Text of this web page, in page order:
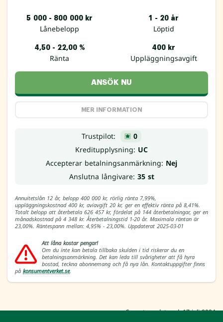
5 000 - 800 000 kr
Lånebelopp
1 - 20 år
Löptid
4,50 - 22,00 %
Ränta
400 kr
Uppläggningsavgift
ANSÖK NU
MER INFORMATION
Trustpilot:
0
Kreditupplysning: UC
Accepterar betalningsanmärkning: Nej
Anslutna långivare: 35 st
Annuitetslån 12 år, belopp 400 000 kr, rörlig ränta 7,99%,
uppläggningskostnad 400 kr, aviavgift 20 kr, ger en effektiv ränta på 8,41%.
Totalt belopp att återbetala 626 457 kr, fördelat på 144 återbetalningar, ger en
månadskostnad på 4 348 kr. Återbetalningstid 1-20 år. Maximala räntan är
23,00%. Räntespann mellan: 4,95% - 23,00%. Uppdaterat 2025-03-01
Att låna kostar pengar!
Om du inte kan betala tillbaka skulden i tid riskerar du en
betalningsanmärkning. Det kan leda till svårigheter att få hyra
bostad, teckna abonnemang och få nya lån. Kontaktuppgifter finns
på konsumentverket.se.
Senast uppdaterad: 17 juli 2024